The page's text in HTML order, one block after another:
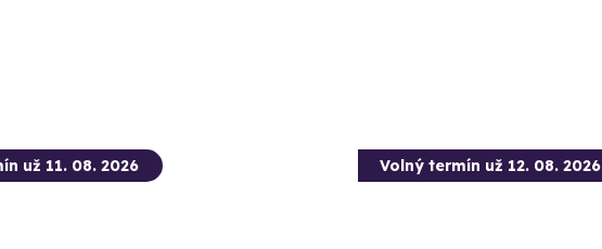
už 11. 08. 2026 Volný termín už 12. 08. 2026